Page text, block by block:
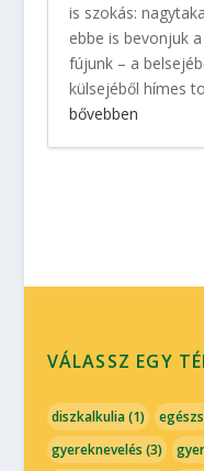
is szokás:
ebbe is bevonjuk
fújunk – a
külsejéből hímes
bővebben
VÁLASSZ EGY
diszkalkulia(1)
gyereknevelés (3)